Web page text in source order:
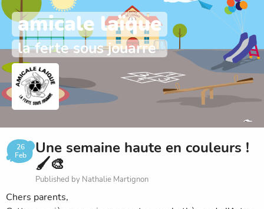
amicale laïque
la ferte sous jouarre
26
Feb
Une semaine haute en couleurs !
🖌🎨
Published by Nathalie Martignon
Chers parents,